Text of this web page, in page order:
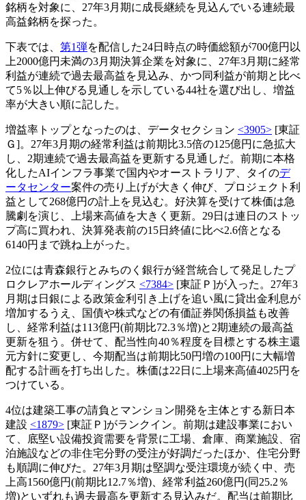
銘柄を対象に、27年3月期に成長継続を見込んでいる連続最
高益銘柄を探った。
下表では、 第1弾を配信した24日時点の時価総額が700億円以
上2000億円未満の3月期決算企業を対象に、27年3月期に経常
利益が連続で過去最高益を見込み、かつ同利益が前期と比べ
て5％以上伸びる見通しを示している44社を選び出し、増益
率が大きい順に記した。
増益率トップとなったのは、データセクション <3905> [東証
Ｇ]。27年3月期の経常利益は前期比3.5倍の125億円に急拡大
し、2期連続で過去最高益を更新する見通しだ。前期に本格
化したAIインフラ事業で国内やオーストラリア、タイのデ
ータセンター案件の売り上げが大きく伸び、プロジェクト利
益として268億円の計上を見込む。好決算を受けて株価は急
騰劇を演じ、上場来高値を大きく更新。29日は連日のストッ
プ高に買われ、決算発表前の15日終値に比べ2.6倍となる
6140円まで跳ね上がった。
2位には青森銀行とみちのく銀行が経営統合して発足したプ
ロクレアホールディングス <7384> [東証Ｐ]が入った。27年3
月期は日銀による政策金利引き上げを追い風に貸出金利息が
増加するうえ、国債や株式などの有価証券関係損益も改善
し、経常利益は113億円(前期比72.3％増)と2期連続の最高益
更新を狙う。併せて、配当性向40％程度を目標とする株主還
元方針に変更し、今期配当は前期比50円増の100円に大幅増
配する計画を打ち出した。株価は22日に上場来高値4025円を
つけている。
4位は建築工事の請負とマンション開発を主体とする新日本
建設 <1879> [東証Ｐ]がランクイン。前期は建設事業におい
て、底堅い設備投資需要を背景に工場、倉庫、商業施設、宿
泊施設などの非住宅分野の受注が好調だったほか、住宅分野
も順調に伸びた。27年3月期は堅調な受注環境が続く中、売
上高1560億円(前期比12.7％増)、経常利益260億円(同25.2％
増)といずれも過去最高を更新する見込みだ。配当は前期比